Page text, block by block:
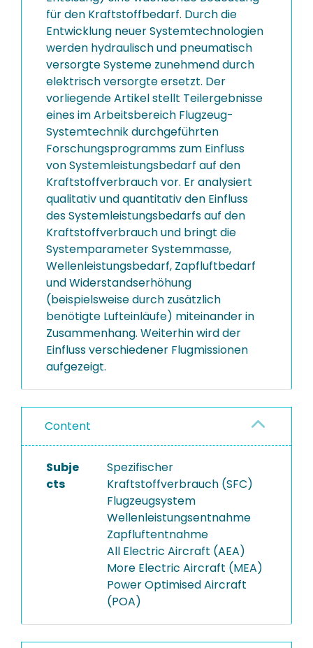
für den Kraftstoffbedarf. Durch die
Entwicklung neuer Systemtechnologien
werden hydraulisch und pneumatisch
versorgte Systeme zunehmend durch
elektrisch versorgte ersetzt. Der
vorliegende Artikel stellt Teilergebnisse
eines im Arbeitsbereich Flugzeug-
Systemtechnik durchgeführten
Forschungsprogramms zum Einfluss
von Systemleistungsbedarf auf den
Kraftstoffverbrauch vor. Er analysiert
qualitativ und quantitativ den Einfluss
des Systemleistungsbedarfs auf den
Kraftstoffverbrauch und bringt die
Systemparameter Systemmasse,
Wellenleistungsbedarf, Zapfluftbedarf
und Widerstandserhöhung
(beispielsweise durch zusätzlich
benötigte Lufteinläufe) miteinander in
Zusammenhang. Weiterhin wird der
Einfluss verschiedener Flugmissionen
aufgezeigt.
Content
Subje
cts
Spezifischer
Kraftstoffverbrauch (SFC)
Flugzeugsystem
Wellenleistungsentnahme
Zapfluftentnahme
All Electric Aircraft (AEA)
More Electric Aircraft (MEA)
Power Optimised Aircraft
(POA)